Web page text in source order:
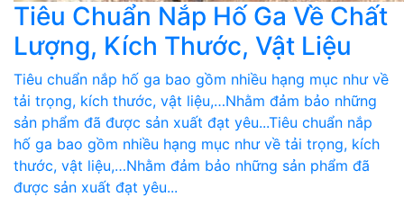
Tiêu Chuẩn Nắp Hố Ga Về Chất
Lượng, Kích Thước, Vật Liệu
Tiêu chuẩn nắp hố ga bao gồm nhiều hạng mục như về
tải trọng, kích thước, vật liệu,…Nhằm đảm bảo những
sản phẩm đã được sản xuất đạt yêu...Tiêu chuẩn nắp
hố ga bao gồm nhiều hạng mục như về tải trọng, kích
thước, vật liệu,…Nhằm đảm bảo những sản phẩm đã
được sản xuất đạt yêu...